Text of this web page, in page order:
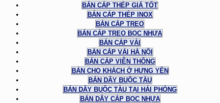
BÁN CÁP THÉP GIÁ TỐT
BÁN CÁP THÉP INOX
BÁN CÁP TREO
BÁN CÁP TREO BỌC NHỰA
BÁN CÁP VẢI
BÁN CÁP VẢI HÀ NỘI
BÁN CÁP VIỄN THÔNG
BÁN CHO KHÁCH Ở HƯNG YÊN
BÁN DÂY BUỘC TÀU
BÁN DÂY BUỘC TÀU TẠI HẢI PHÒNG
BÁN DÂY CÁP BỌC NHỰA